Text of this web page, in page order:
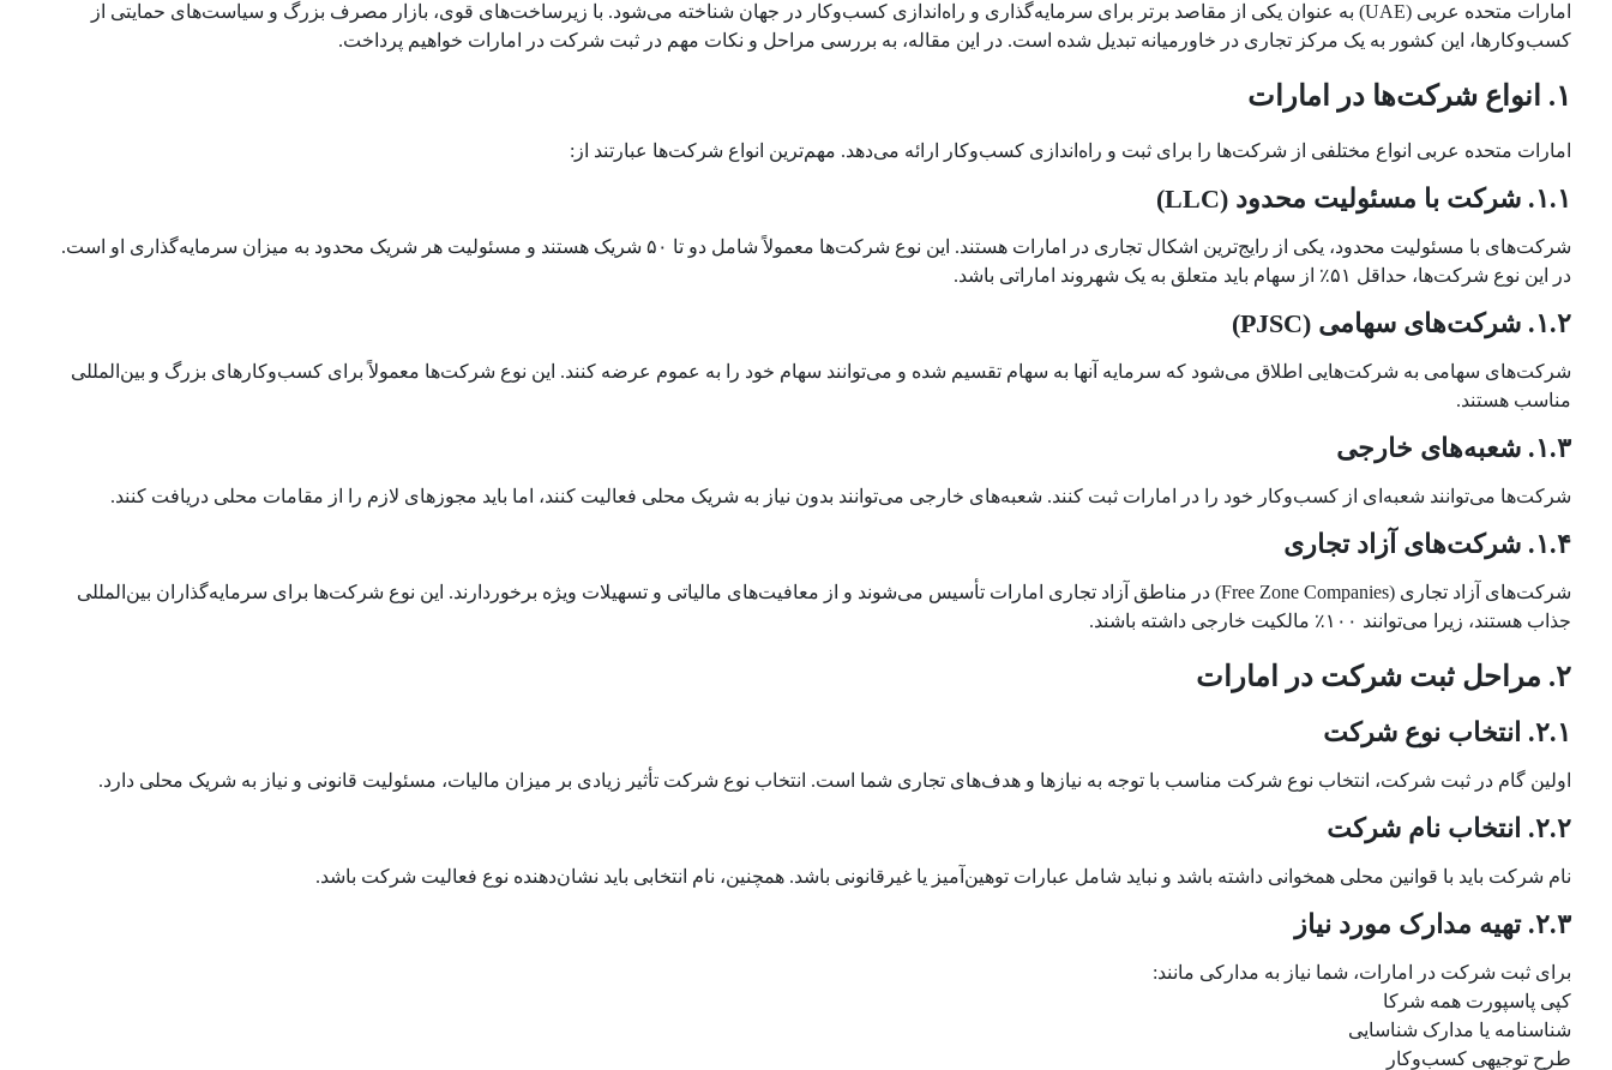
امارات متحده عربی (UAE) به عنوان یکی از مقاصد برتر برای سرمایه‌گذاری و راه‌اندازی کسب‌وکار در جهان شناخته می‌شود. با زیرساخت‌های قوی، بازار مصرف بزرگ و سیاست‌های حمایتی از
کسب‌وکارها، این کشور به یک مرکز تجاری در خاورمیانه تبدیل شده است. در این مقاله، به بررسی مراحل و نکات مهم در ثبت شرکت در امارات خواهیم پرداخت.
۱. انواع شرکت‌ها در امارات
امارات متحده عربی انواع مختلفی از شرکت‌ها را برای ثبت و راه‌اندازی کسب‌وکار ارائه می‌دهد. مهم‌ترین انواع شرکت‌ها عبارتند از:
۱.۱. شرکت با مسئولیت محدود (LLC)
شرکت‌های با مسئولیت محدود، یکی از رایج‌ترین اشکال تجاری در امارات هستند. این نوع شرکت‌ها معمولاً شامل دو تا ۵۰ شریک هستند و مسئولیت هر شریک محدود به میزان سرمایه‌گذاری او است.
در این نوع شرکت‌ها، حداقل ۵۱٪ از سهام باید متعلق به یک شهروند اماراتی باشد.
۱.۲. شرکت‌های سهامی (PJSC)
شرکت‌های سهامی به شرکت‌هایی اطلاق می‌شود که سرمایه آنها به سهام تقسیم شده و می‌توانند سهام خود را به عموم عرضه کنند. این نوع شرکت‌ها معمولاً برای کسب‌وکارهای بزرگ و بین‌المللی
مناسب هستند.
۱.۳. شعبه‌های خارجی
شرکت‌ها می‌توانند شعبه‌ای از کسب‌وکار خود را در امارات ثبت کنند. شعبه‌های خارجی می‌توانند بدون نیاز به شریک محلی فعالیت کنند، اما باید مجوزهای لازم را از مقامات محلی دریافت کنند.
۱.۴. شرکت‌های آزاد تجاری
شرکت‌های آزاد تجاری (Free Zone Companies) در مناطق آزاد تجاری امارات تأسیس می‌شوند و از معافیت‌های مالیاتی و تسهیلات ویژه برخوردارند. این نوع شرکت‌ها برای سرمایه‌گذاران بین‌المللی
جذاب هستند، زیرا می‌توانند ۱۰۰٪ مالکیت خارجی داشته باشند.
۲. مراحل ثبت شرکت در امارات
۲.۱. انتخاب نوع شرکت
اولین گام در ثبت شرکت، انتخاب نوع شرکت مناسب با توجه به نیازها و هدف‌های تجاری شما است. انتخاب نوع شرکت تأثیر زیادی بر میزان مالیات، مسئولیت قانونی و نیاز به شریک محلی دارد.
۲.۲. انتخاب نام شرکت
نام شرکت باید با قوانین محلی همخوانی داشته باشد و نباید شامل عبارات توهین‌آمیز یا غیرقانونی باشد. همچنین، نام انتخابی باید نشان‌دهنده نوع فعالیت شرکت باشد.
۲.۳. تهیه مدارک مورد نیاز
برای ثبت شرکت در امارات، شما نیاز به مدارکی مانند:
کپی پاسپورت همه شرکا
شناسنامه یا مدارک شناسایی
طرح توجیهی کسب‌وکار